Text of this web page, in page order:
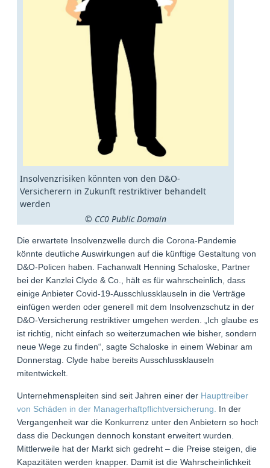
Insolvenzrisiken könnten von den D&O-
Versicherern in Zukunft restriktiver behandelt
werden
© CC0 Public Domain
Die erwartete Insolvenzwelle durch die Corona-Pandemie
könnte deutliche Auswirkungen auf die künftige Gestaltung von
D&O-Policen haben. Fachanwalt Henning Schaloske, Partner
bei der Kanzlei Clyde & Co., hält es für wahrscheinlich, dass
einige Anbieter Covid-19-Ausschlussklauseln in die Verträge
einfügen werden oder generell mit dem Insolvenzschutz in der
D&O-Versicherung restriktiver umgehen werden. „Ich glaube es
ist richtig, nicht einfach so weiterzumachen wie bisher, sondern
neue Wege zu finden“, sagte Schaloske in einem Webinar am
Donnerstag. Clyde habe bereits Ausschlussklauseln
mitentwickelt.
Unternehmenspleiten sind seit Jahren einer der Haupttreiber
von Schäden in der Managerhaftpflichtversicherung. In der
Vergangenheit war die Konkurrenz unter den Anbietern so hoch,
dass die Deckungen dennoch konstant erweitert wurden.
Mittlerweile hat der Markt sich gedreht – die Preise steigen, die
Kapazitäten werden knapper. Damit ist die Wahrscheinlichkeit